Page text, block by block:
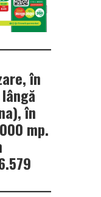
în
în
mp.